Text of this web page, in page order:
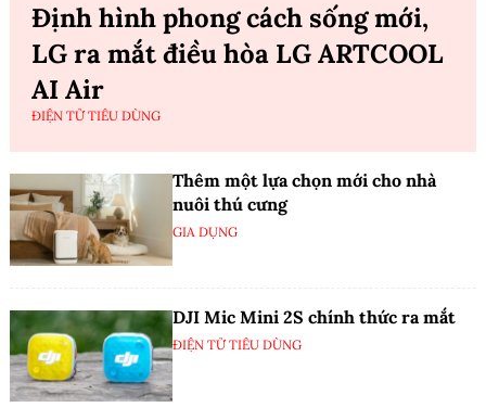
Định hình phong cách sống mới,
LG ra mắt điều hòa LG ARTCOOL
AI Air
ĐIỆN TỬ TIÊU DÙNG
Thêm một lựa chọn mới cho nhà
nuôi thú cưng
GIA DỤNG
DJI Mic Mini 2S chính thức ra mắt
ĐIỆN TỬ TIÊU DÙNG